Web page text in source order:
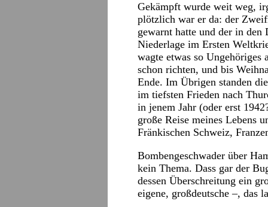
Gekämpft wurde weit weg,
plötzlich war er da: der
gewarnt hatte und der in den
Niederlage im Ersten
wagte etwas so Ungehöriges
schon richten, und bis
Ende. Im Übrigen standen
im tiefsten Frieden nach
in jenem Jahr (oder erst
große Reise meines Lebens
Fränkischen Schweiz,
Bombengeschwader über
kein Thema. Dass gar der
dessen Überschreitung ein
eigene, großdeutsche –, das